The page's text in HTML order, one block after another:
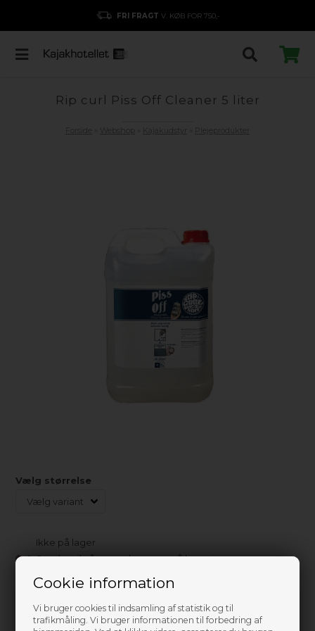
Cookie information
Vi bruger cookies til indsamling af statistik og til
trafikmåling. Vi bruger informationen til forbedring af
FRI FRAGT V. KØB FOR 750,-
Rip curl Piss Off Cleaner 5 liter
Vælg størrelse
0
Ikke på lager
Send mail når varen kommer på lager igen
899,00DKK